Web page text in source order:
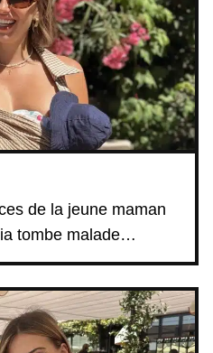
de la jeune maman
tombe malade…